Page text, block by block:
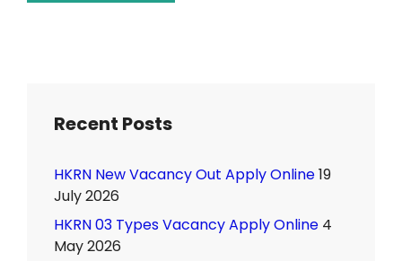
Recent Posts
HKRN New Vacancy Out Apply Online19
July 2026
HKRN 03 Types Vacancy Apply Online 4
May 2026